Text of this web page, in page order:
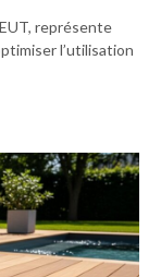
représente
l’utilisation